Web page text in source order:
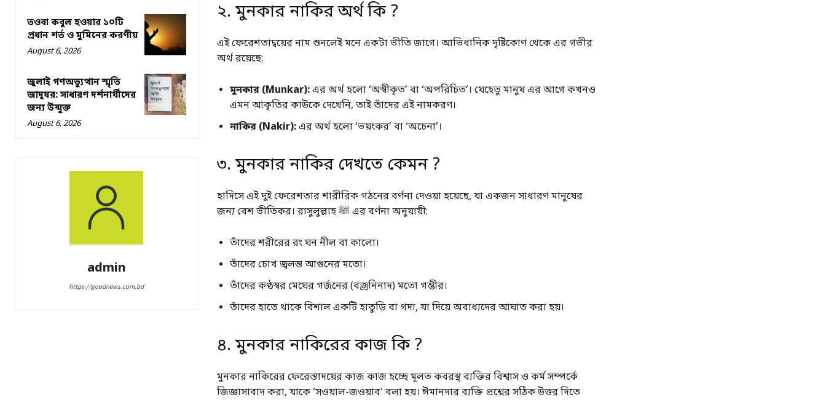
তওবা কবুল হওয়ার ১০টি
প্রধান শর্ত ও মুমিনের করণীয়
August 6, 2026
জুলাই গণঅভ্যুত্থান স্মৃতি
জাদুঘর: সাধারণ দর্শনার্থীদের
জন্য উন্মুক্ত
August 6, 2026
admin
https://goodnews.com.bd
২. মুনকার নাকির অর্থ কি ?
এই ফেরেশতাদ্বয়ের নাম শুনলেই মনে একটা ভীতি জাগে। আভিধানিক দৃষ্টিকোণ থেকে এর গভীর
অর্থ রয়েছে:
মুনকার (Munkar):এর অর্থ হলো ‘অস্বীকৃত’ বা ‘অপরিচিত’। যেহেতু মানুষ এর আগে কখনও
এমন আকৃতির কাউকে দেখেনি, তাই তাঁদের এই নামকরণ।
নাকির (Nakir):এর অর্থ হলো ‘ভয়ংকর’ বা ‘অচেনা’।
৩. মুনকার নাকির দেখতে কেমন ?
হাদিসে এই দুই ফেরেশতার শারীরিক গঠনের বর্ণনা দেওয়া হয়েছে, যা একজন সাধারণ মানুষের
জন্য বেশ ভীতিকর। রাসুলুল্লাহ ﷺ এর বর্ণনা অনুযায়ী:
তাঁদের শরীরের রং ঘন নীল বা কালো।
তাঁদের চোখ জ্বলন্ত আগুনের মতো।
তাঁদের কণ্ঠস্বর মেঘের গর্জনের (বজ্রনিনাদ) মতো গম্ভীর।
তাঁদের হাতে থাকে বিশাল একটি হাতুড়ি বা গদা, যা দিয়ে অবাধ্যদের আঘাত করা হয়।
৪. মুনকার নাকিরের কাজ কি ?
মুনকার নাকিরের ফেরেস্তাদয়ের কাজ কাজ হচ্ছে মূলত কবরস্থ ব্যক্তির বিশ্বাস ও কর্ম সম্পর্কে
জিজ্ঞাসাবাদ করা, যাকে ‘সওয়াল-জওয়াব’ বলা হয়। ঈমানদার ব্যক্তি প্রশ্নের সঠিক উত্তর দিতে